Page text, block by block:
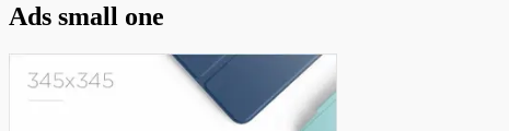
Ads small one